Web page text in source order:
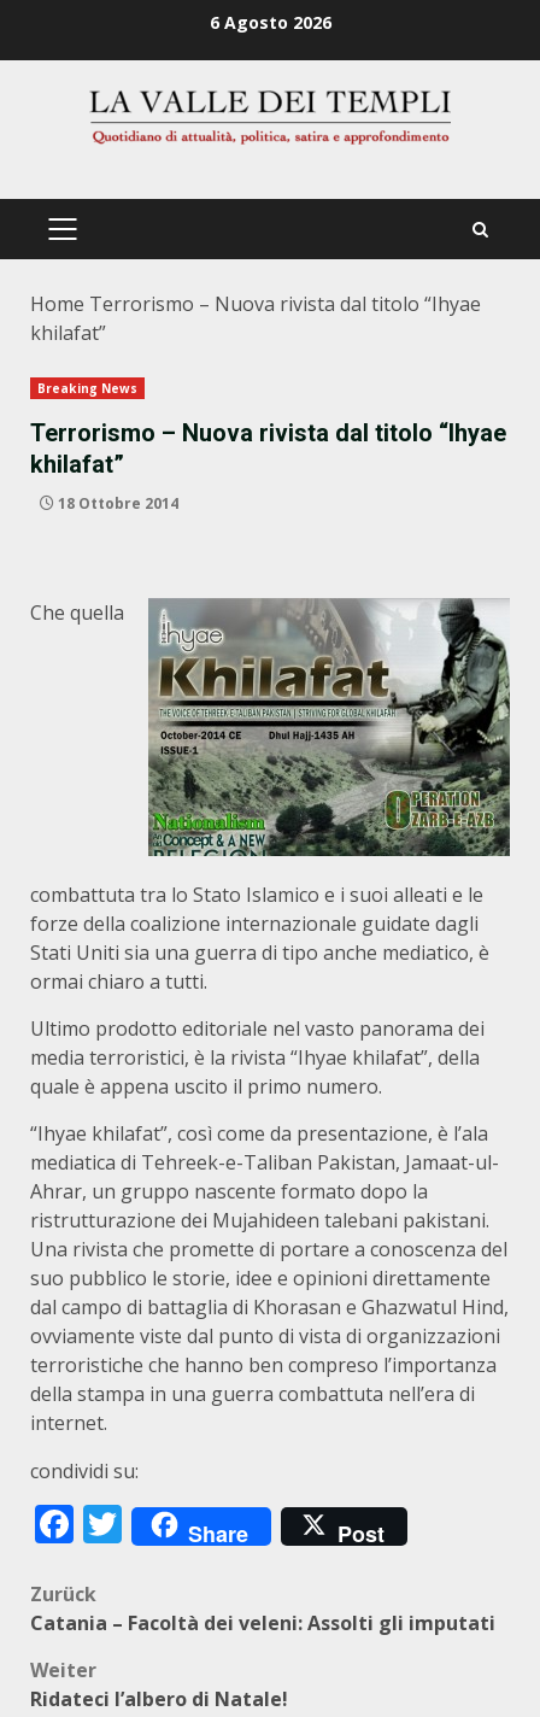
6 Agosto 2026
PRIMÄRES
Home Terrorismo – Nuova rivista dal titolo “Ihyae
khilafat”
Breaking News
Terrorismo – Nuova rivista dal titolo “Ihyae
khilafat”
18 Ottobre 2014
Che quella
combattuta tra lo Stato Islamico e i suoi alleati e le
forze della coalizione internazionale guidate dagli
Stati Uniti sia una guerra di tipo anche mediatico, è
ormai chiaro a tutti.
Ultimo prodotto editoriale nel vasto panorama dei
media terroristici, è la rivista “Ihyae khilafat”, della
quale è appena uscito il primo numero.
“Ihyae khilafat”, così come da presentazione, è l’ala
mediatica di Tehreek-e-Taliban Pakistan, Jamaat-ul-
Ahrar, un gruppo nascente formato dopo la
ristrutturazione dei Mujahideen talebani pakistani.
Una rivista che promette di portare a conoscenza del
suo pubblico le storie, idee e opinioni direttamente
dal campo di battaglia di Khorasan e Ghazwatul Hind,
ovviamente viste dal punto di vista di organizzazioni
terroristiche che hanno ben compreso l’importanza
della stampa in una guerra combattuta nell’era di
internet.
condividi su:
Facebook
Twitter
Share Post
Beitragsnavigation
Zurück
Catania – Facoltà dei veleni: Assolti gli imputati
Weiter
Ridateci l’albero di Natale!